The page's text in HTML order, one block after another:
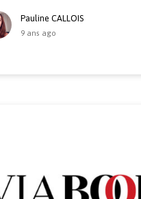
Pauline CALLOIS
9 ans ago